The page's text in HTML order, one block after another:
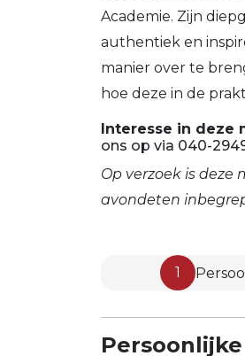
Academie. Zijn
authentiek en
manier over te
hoe deze in de
Interesse in deze
ons op via 040-
Op verzoek is deze
avondeten
1